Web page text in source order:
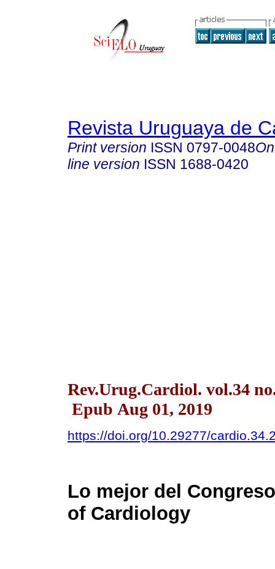
Revista Uruguaya de
Print version ISSN 0797-0048
line version ISSN 1688-0420
Rev.Urug.Cardiol. vol.34
Epub Aug 01, 2019
https://doi.org/10.29277/
Lo mejor del
of Cardiology